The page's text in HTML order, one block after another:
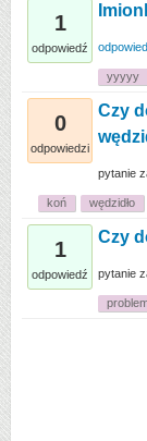
1
odpowiedź
yyyyy
0
odpowiedzi
Czy
pytanie
koń wędzidło
1
odpowiedź
Czy
pytanie